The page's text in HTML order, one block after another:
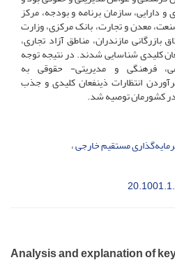
و دارایی، سازمان برنامه و بودجه، مرکز
معدن و تجارت، بانک مرکزی، وزارت
بازرگانی مازندران، مناطق آزاد تجاری،
کلیدی شناسایی شدند. در نتیجه توجه
فرهنگی و مدیریتی- حقوقی به
انتظارات ذینفعان کلیدی و جذب
کشورمان توصیه شد.
مستقیم خارجی
Analysis and explanation of